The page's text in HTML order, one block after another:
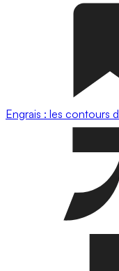
Engrais : les contours